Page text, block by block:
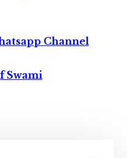
Channel
Swami